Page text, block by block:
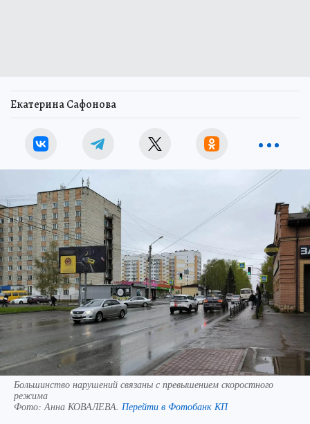
Екатерина Сафонова
Большинство нарушений связаны с превышением скоростного
режима
Фото:Анна КОВАЛЕВА. Перейти в Фотобанк КП